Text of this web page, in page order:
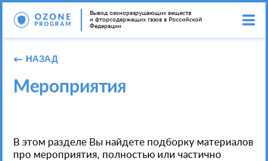
Вывод озоноразрушающих веществ
и фторсодержащих газов в Российской
Федерации
НАЗАД
Мероприятия
В этом разделе Вы найдете подборку материалов
про мероприятия, полностью или частично